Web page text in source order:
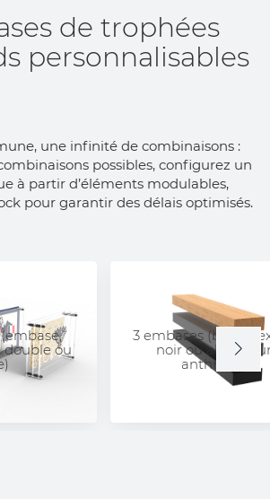
de trophées
personnalisables
une infinité de combinaisons :
possibles, configurez un
à partir d’éléments modulables,
pour garantir des délais optimisés.
ou
3 embases (bois,
noir ou
anthracite)